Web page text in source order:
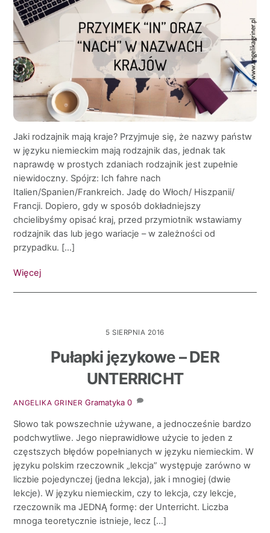
Jaki rodzajnik mają kraje? Przyjmuje się, że nazwy państw
w języku niemieckim mają rodzajnik das, jednak tak
naprawdę w prostych zdaniach rodzajnik jest zupełnie
niewidoczny. Spójrz: Ich fahre nach
Italien/Spanien/Frankreich. Jadę do Włoch/ Hiszpanii/
Francji. Dopiero, gdy w sposób dokładniejszy
chcielibyśmy opisać kraj, przed przymiotnik wstawiamy
rodzajnik das lub jego wariacje – w zależności od
przypadku. […]
Więcej
5 SIERPNIA 2016
Pułapki językowe – DER
UNTERRICHT
ANGELIKA GRINER Gramatyka 0
Słowo tak powszechnie używane, a jednocześnie bardzo
podchwytliwe. Jego nieprawidłowe użycie to jeden z
częstszych błędów popełnianych w języku niemieckim. W
języku polskim rzeczownik „lekcja” występuje zarówno w
liczbie pojedynczej (jedna lekcja), jak i mnogiej (dwie
lekcje). W języku niemieckim, czy to lekcja, czy lekcje,
rzeczownik ma JEDNĄ formę: der Unterricht. Liczba
mnoga teoretycznie istnieje, lecz […]